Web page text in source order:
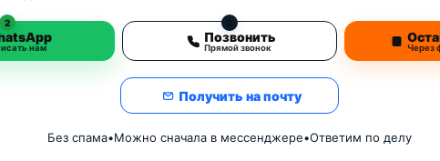
2
нам
3
Позвонить
Прямой звонок Через
Получить на почту
Без спама•Можно сначала в мессенджере•Ответим по делу